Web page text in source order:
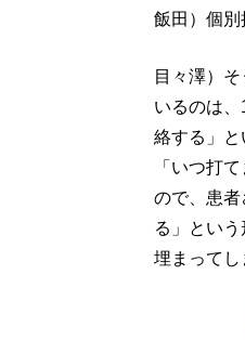
飯田）個別
目々澤）
いるのは
絡する」
「いつ打
ので、患
る」とい
埋まってし